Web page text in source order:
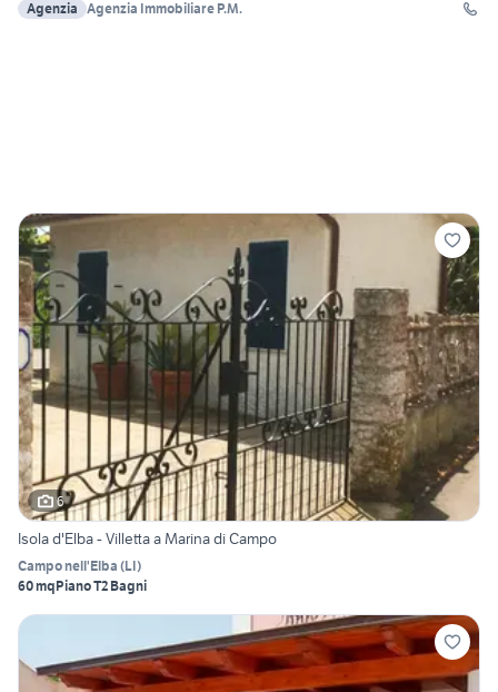
Agenzia Agenzia Immobiliare P.M.
6
Isola d'Elba - Villetta a Marina di Campo
Campo nell'Elba (LI)
60 mqPiano T2 Bagni